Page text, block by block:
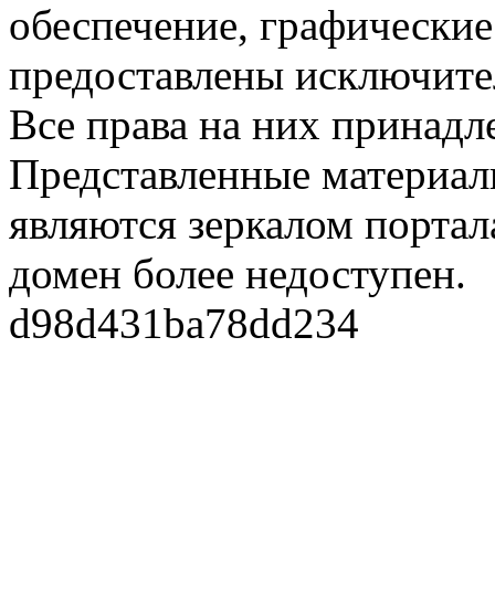
обеспечение,
предоставлены
Все права на них
Представленные
являются зеркалом
домен более недоступен.
d98d431ba78dd234